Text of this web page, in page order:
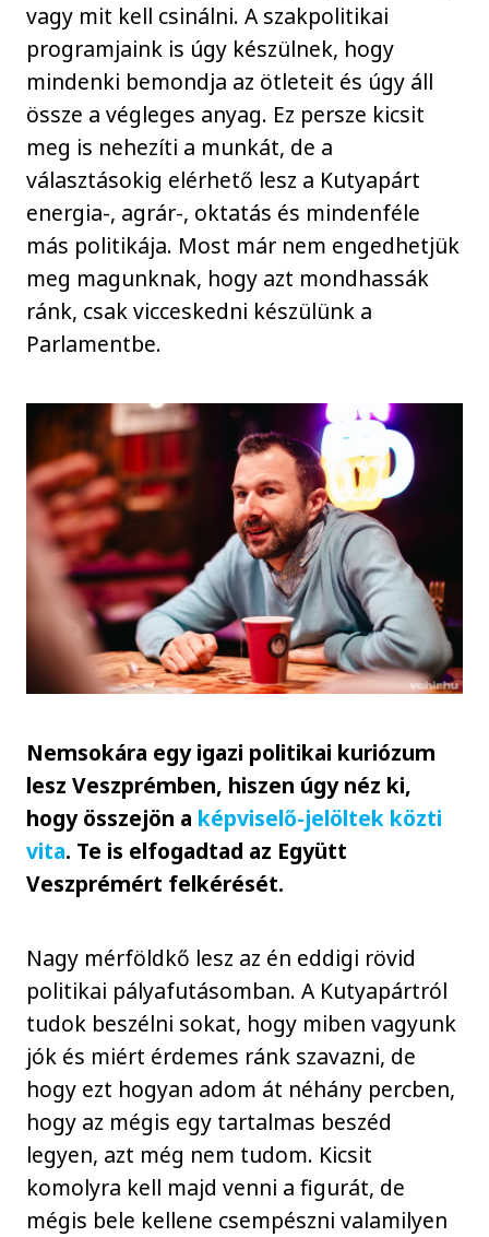
vagy mit kell csinálni. A szakpolitikai
programjaink is úgy készülnek, hogy
mindenki bemondja az ötleteit és úgy áll
össze a végleges anyag. Ez persze kicsit
meg is nehezíti a munkát, de a
választásokig elérhető lesz a Kutyapárt
energia-, agrár-, oktatás és mindenféle
más politikája. Most már nem engedhetjük
meg magunknak, hogy azt mondhassák
ránk, csak vicceskedni készülünk a
Parlamentbe.
Nemsokára egy igazi politikai kuriózum
lesz Veszprémben, hiszen úgy néz ki,
hogy összejön a képviselő-jelöltek közti
vita. Te is elfogadtad az Együtt
Veszprémért felkérését.
Nagy mérföldkő lesz az én eddigi rövid
politikai pályafutásomban. A Kutyapártról
tudok beszélni sokat, hogy miben vagyunk
jók és miért érdemes ránk szavazni, de
hogy ezt hogyan adom át néhány percben,
hogy az mégis egy tartalmas beszéd
legyen, azt még nem tudom. Kicsit
komolyra kell majd venni a figurát, de
mégis bele kellene csempészni valamilyen